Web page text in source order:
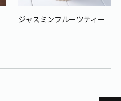
ジャスミンフルーツティー